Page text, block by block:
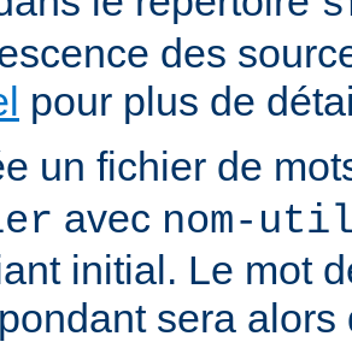
des
pour plus de
un fichier de
avec nom-
initial. Le mot
sera alors